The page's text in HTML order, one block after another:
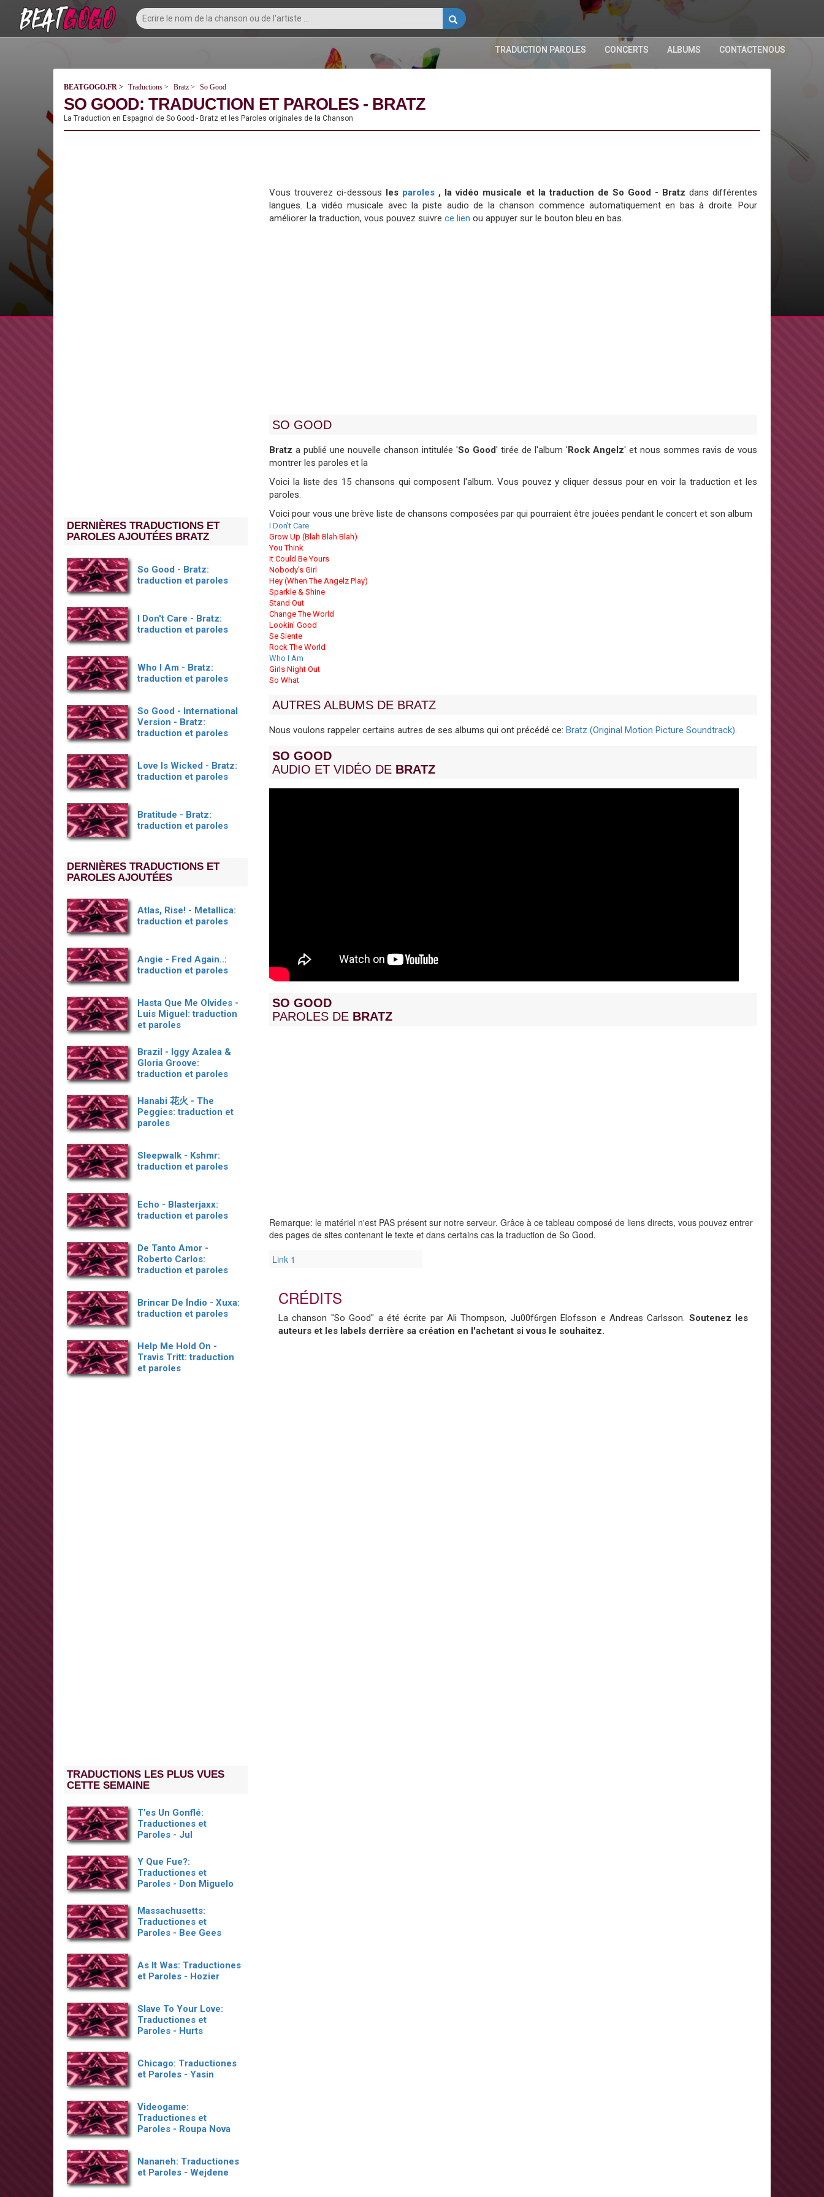
TRADUCTION PAROLES CONCERTS ALBUMS CONTACTENOUS
BEATGOGO.FR Traductions Bratz So Good
SO GOOD: TRADUCTION ET PAROLES - BRATZ
La Traduction en Espagnol de So Good - Bratz et les Paroles originales de la Chanson
Vous trouverez ci-dessous les paroles , la vidéo musicale et la traduction de So Good - Bratz dans différentes
langues. La vidéo musicale avec la piste audio de la chanson commence automatiquement en bas à droite. Pour
améliorer la traduction, vous pouvez suivre ce lien ou appuyer sur le bouton bleu en bas.
SO GOOD
Bratz a publié une nouvelle chanson intitulée 'So Good' tirée de l'album 'Rock Angelz' et nous sommes ravis de vous
montrer les paroles et la
Voici la liste des 15 chansons qui composent l'album. Vous pouvez y cliquer dessus pour en voir la traduction et les
paroles.
Voici pour vous une brève liste de chansons composées par qui pourraient être jouées pendant le concert et son album
I Don't Care
Grow Up (Blah Blah Blah)
You Think
It Could Be Yours
Nobody's Girl
Hey (When The Angelz Play)
Sparkle & Shine
Stand Out
Change The World
Lookin' Good
Se Siente
Rock The World
Who I Am
Girls Night Out
So What
AUTRES ALBUMS DE BRATZ
Nous voulons rappeler certains autres de ses albums qui ont précédé ce: Bratz (Original Motion Picture Soundtrack).
SO GOOD
AUDIO ET VIDÉO DE BRATZ
SO GOOD
PAROLES DE BRATZ
Remarque: le matériel n'est PAS présent sur notre serveur. Grâce à ce tableau composé de liens directs, vous pouvez entrer
des pages de sites contenant le texte et dans certains cas la traduction de So Good.
Link 1
CRÉDITS
La chanson "So Good" a été écrite par Ali Thompson, Ju00f6rgen Elofsson e Andreas Carlsson. Soutenez les
auteurs et les labels derrière sa création en l'achetant si vous le souhaitez.
DERNIÈRES TRADUCTIONS ET
PAROLES AJOUTÉES BRATZ
So Good - Bratz:
traduction et paroles
I Don't Care - Bratz:
traduction et paroles
Who I Am - Bratz:
traduction et paroles
So Good - International
Version - Bratz:
traduction et paroles
Love Is Wicked - Bratz:
traduction et paroles
Bratitude - Bratz:
traduction et paroles
DERNIÈRES TRADUCTIONS ET
PAROLES AJOUTÉES
Atlas, Rise! - Metallica:
traduction et paroles
Angie - Fred Again..:
traduction et paroles
Hasta Que Me Olvides -
Luis Miguel: traduction
et paroles
Brazil - Iggy Azalea &
Gloria Groove:
traduction et paroles
Hanabi 花火 - The
Peggies: traduction et
paroles
Sleepwalk - Kshmr:
traduction et paroles
Echo - Blasterjaxx:
traduction et paroles
De Tanto Amor -
Roberto Carlos:
traduction et paroles
Brincar De Índio - Xuxa:
traduction et paroles
Help Me Hold On -
Travis Tritt: traduction
et paroles
TRADUCTIONS LES PLUS VUES
CETTE SEMAINE
T’es Un Gonflé:
Traductiones et
Paroles - Jul
Y Que Fue?:
Traductiones et
Paroles - Don Miguelo
Massachusetts:
Traductiones et
Paroles - Bee Gees
As It Was: Traductiones
et Paroles - Hozier
Slave To Your Love:
Traductiones et
Paroles - Hurts
Chicago: Traductiones
et Paroles - Yasin
Videogame:
Traductiones et
Paroles - Roupa Nova
Nananeh: Traductiones
et Paroles - Wejdene